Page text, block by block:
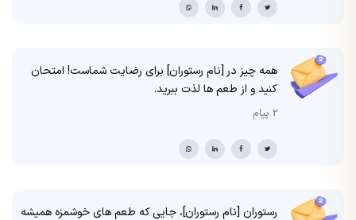
همه چیز در [نام رستوران] برای رضایت شماست! امتحان
کنید و از طعم ها لذت ببرید.
2 پیام
رستوران [نام رستوران]، جایی که طعم های خوشمزه همیشه